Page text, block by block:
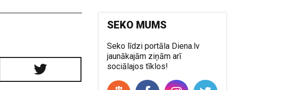
SEKO MUMS
Seko līdzi portāla Diena.lv
jaunākajām ziņām arī
sociālajos tīklos!